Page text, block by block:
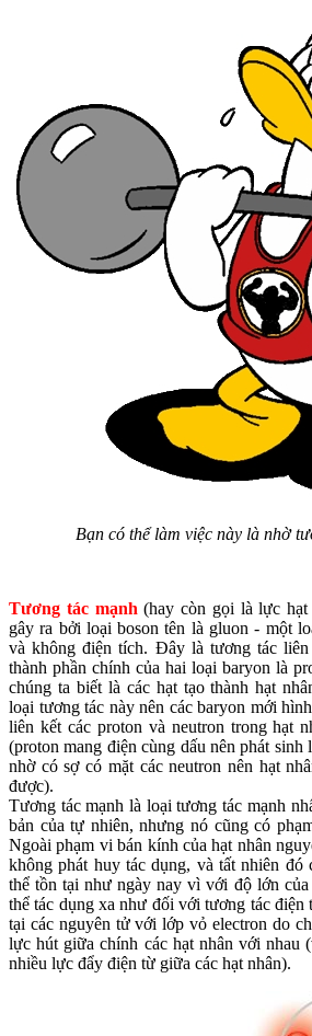
Bạn có thể làm việc này là nhờ
Tương tác mạnh (hay còn gọi là lực hạt
gây ra bởi loại boson tên là gluon - một
và không điện tích. Đây là tương tác
thành phần chính của hai loại baryon là
chúng ta biết là các hạt tạo thành hạt
loại tương tác này nên các baryon mới
liên kết các proton và neutron trong hạt
(proton mang điện cùng dấu nên phát
nhờ có sợ có mặt các neutron nên hạt
được).
Tương tác mạnh là loại tương tác mạnh
bản của tự nhiên, nhưng nó cũng có
Ngoài phạm vi bán kính của hạt nhân
không phát huy tác dụng, và tất nhiên
thể tồn tại như ngày nay vì với độ lớn
thể tác dụng xa như đối với tương tác điện
tại các nguyên tử với lớp vỏ electron do
lực hút giữa chính các hạt nhân với nhau
nhiều lực đẩy điện từ giữa các hạt nhân).